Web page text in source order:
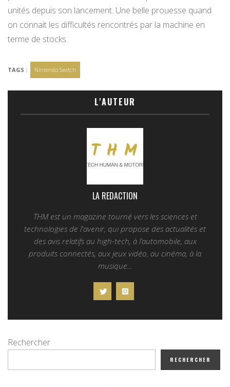
unités depuis son lancement. Une belle prouesse quand
on connait les difficultés rencontrés par la machine en
terme de stocks.
TAGS : Nintendo Switch
L'AUTEUR
LA REDACTION
THM est un magazine tourné vers les sciences et
technologies de l'avenir, qui propose des actualités et
des avis relatifs au high-tech, à l’automobile, aux
produits connectés, aux jeux vidéo, au cinéma, à la
musique...
Rechercher
RECHERCHER